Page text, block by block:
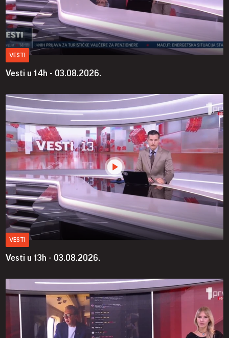
VESTI
Vesti u 14h - 03.08.2026.
VESTI
Vesti u 13h - 03.08.2026.